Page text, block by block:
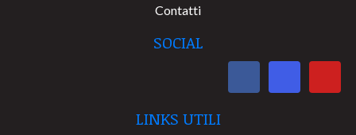
Contatti
SOCIAL
LINKS UTILI